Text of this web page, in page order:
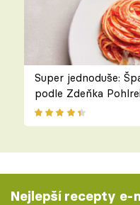
Super jednoduše:
podle Zdeňka
Nejlepší recepty e-